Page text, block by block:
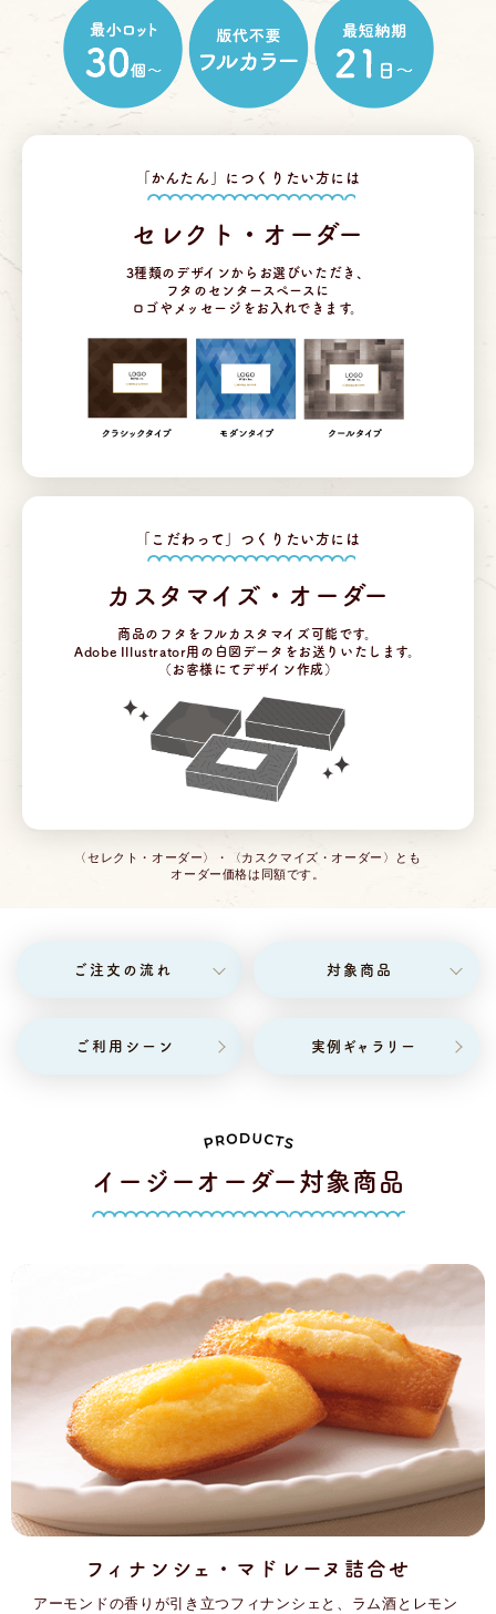
「かんたん」につくりたい方には
セレクト・オーダー
3種類のデザインからお選びいただき、
フタのセンタースペースに
ロゴやメッセージをお入れできます。
「こだわって」つくりたい方には
カスタマイズ・オーダー
商品のフタをフルカスタマイズ可能です。
Adobe Illustrator用の白図データをお送りいたします。
（お客様にてデザイン作成）
〈セレクト・オーダー〉・〈カスクマイズ・オーダー〉とも
オーダー価格は同額です。
ご注文の流れ 対象商品
ご利用シーン 実例ギャラリー
イージーオーダー対象商品
フィナンシェ・マドレーヌ詰合せ
アーモンドの香りが引き立つフィナンシェと、ラム酒とレモン